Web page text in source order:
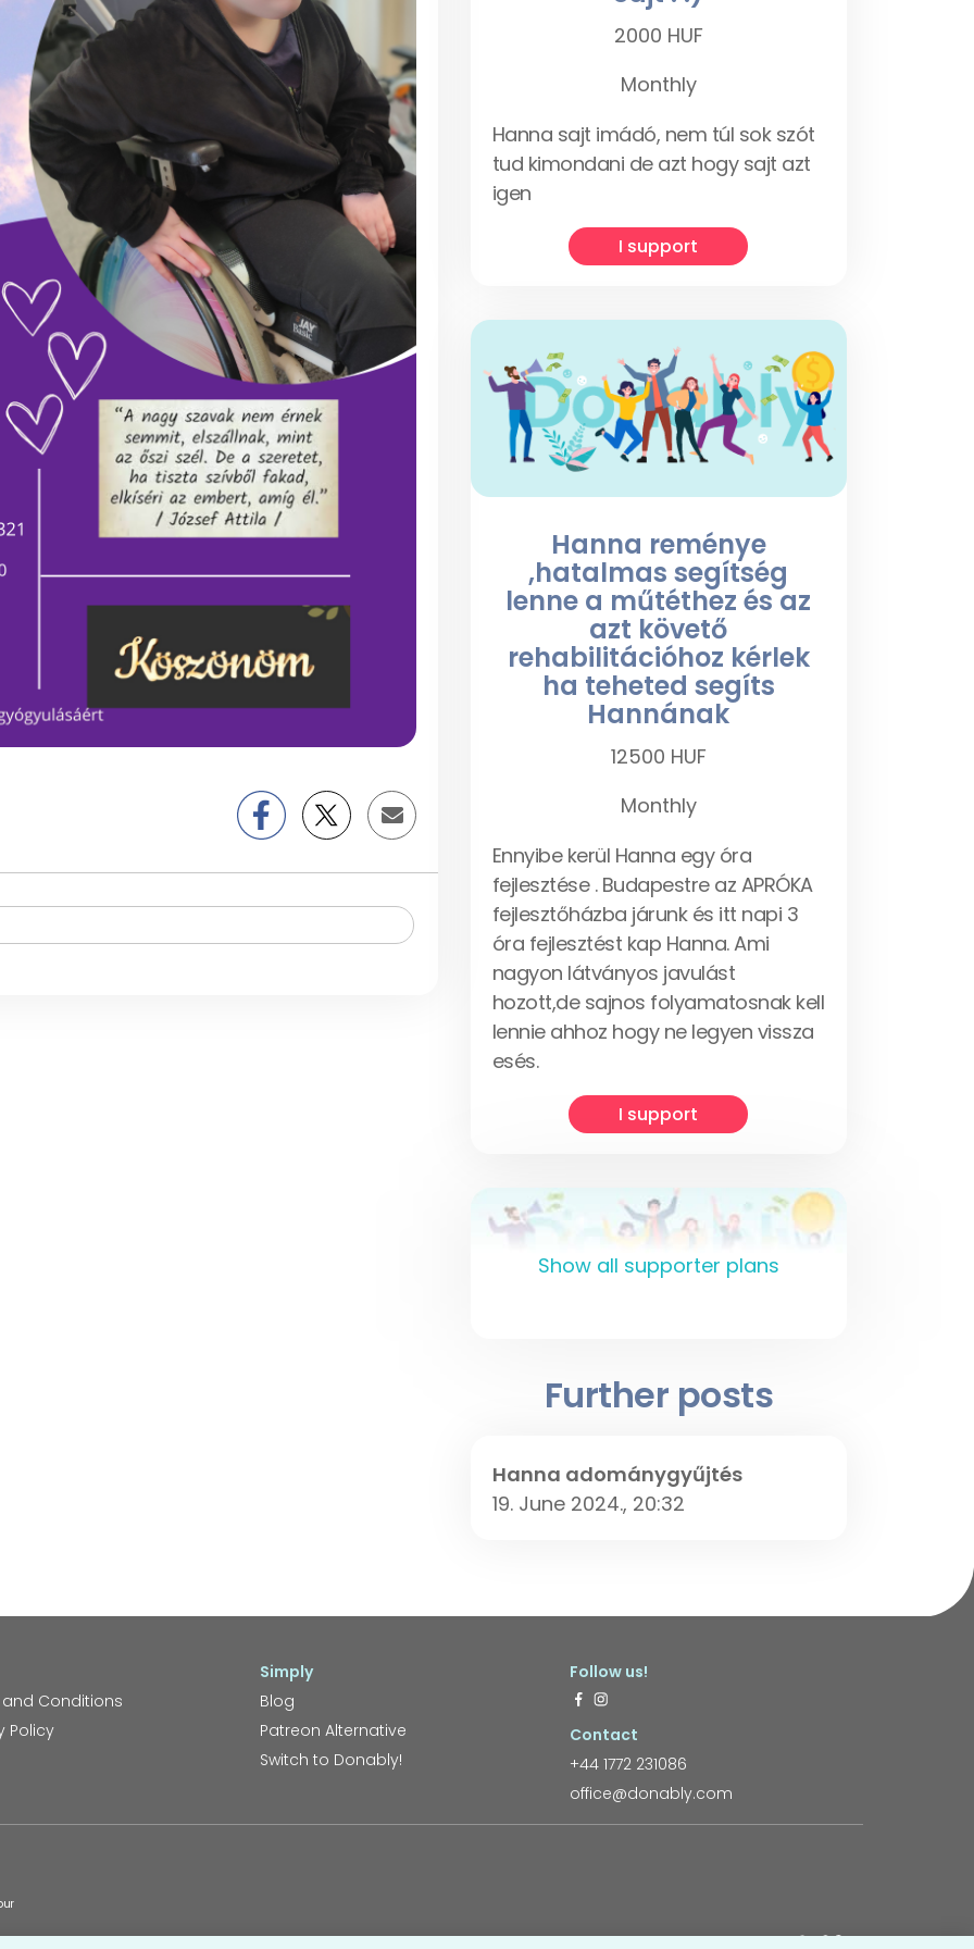
Submit
2000 HUF
Monthly
Hanna sajt imádó, nem túl sok szót
tud kimondani de azt hogy sajt azt
igen
I support
Hanna reménye
,hatalmas segítség
lenne a műtéthez és az
azt követő
rehabilitációhoz kérlek
ha teheted segíts
Hannának
12500 HUF
Monthly
Ennyibe kerül Hanna egy óra
fejlesztése . Budapestre az APRÓKA
fejlesztőházba járunk és itt napi 3
óra fejlesztést kap Hanna. Ami
nagyon látványos javulást
hozott,de sajnos folyamatosnak kell
lennie ahhoz hogy ne legyen vissza
esés.
I support
Show all supporter plans
Further posts
Hanna adománygyűjtés
19. June 2024., 20:32
Conditions
Policy
Simply
Blog
Patreon Alternative
Switch to Donably!
Follow us!
Contact
+44 1772 231086
office@donably.com